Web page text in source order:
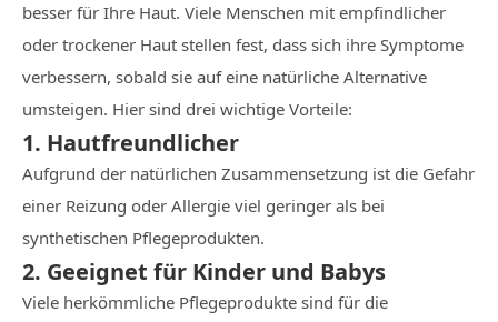
besser für Ihre Haut. Viele Menschen mit empfindlicher
oder trockener Haut stellen fest, dass sich ihre Symptome
verbessern, sobald sie auf eine natürliche Alternative
umsteigen. Hier sind drei wichtige Vorteile:
1. Hautfreundlicher
Aufgrund der natürlichen Zusammensetzung ist die Gefahr
einer Reizung oder Allergie viel geringer als bei
synthetischen Pflegeprodukten.
2. Geeignet für Kinder und Babys
Viele herkömmliche Pflegeprodukte sind für die